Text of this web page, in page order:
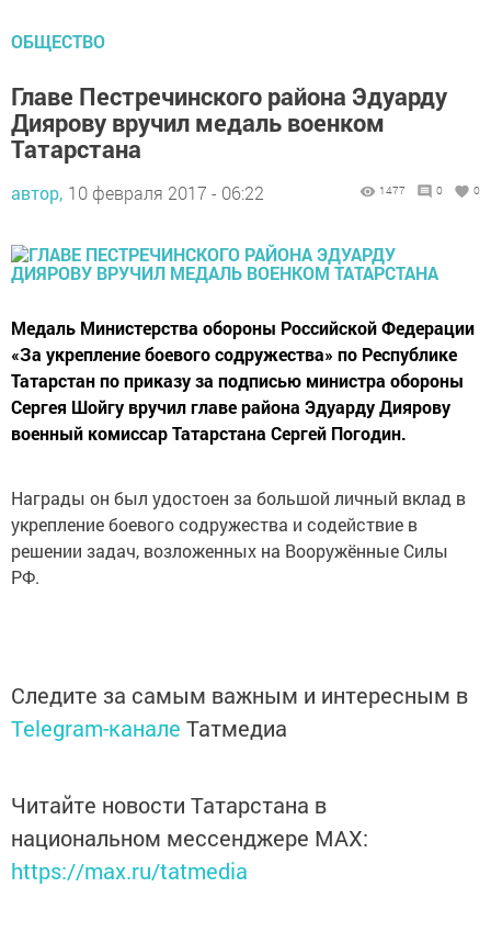
ОБЩЕСТВО
Главе Пестречинского района Эдуарду
Диярову вручил медаль военком
Татарстана
автор, 10 февраля 2017 - 06:22 1477 0 0
Медаль Министерства обороны Российской Федерации
«За укрепление боевого содружества» по Республике
Татарстан по приказу за подписью министра обороны
Сергея Шойгу вручил главе района Эдуарду Диярову
военный комиссар Татарстана Сергей Погодин.
Награды он был удостоен за большой личный вклад в
укрепление боевого содружества и содействие в
решении задач, возложенных на Вооружённые Силы
РФ.
Следите за самым важным и интересным в
Telegram-канале Татмедиа
Читайте новости Татарстана в
национальном мессенджере MАХ:
https://max.ru/tatmedia